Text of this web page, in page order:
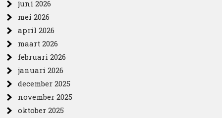
juni 2026
mei 2026
april 2026
maart 2026
februari 2026
januari 2026
december 2025
november 2025
oktober 2025